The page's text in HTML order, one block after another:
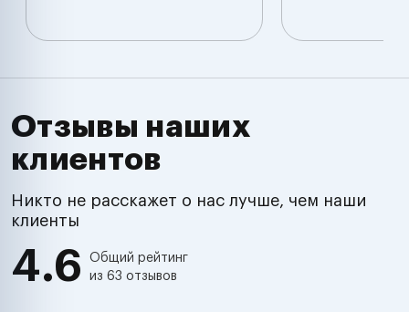
Отзывы наших
клиентов
Никто не расскажет о нас лучше, чем наши
клиенты
4.6
Общий рейтинг
из 63 отзывов